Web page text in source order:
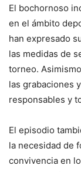
El bochornoso
en el ámbito
han expresado
las medidas de
torneo.
las grabaciones
responsables y
El episodio
la necesidad de
convivencia en